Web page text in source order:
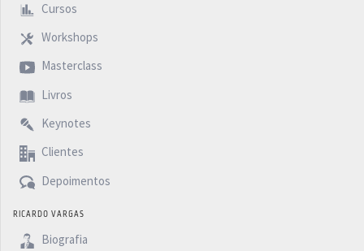
Cursos
Workshops
Masterclass
Livros
Keynotes
Clientes
Depoimentos
RICARDO VARGAS
Biografia